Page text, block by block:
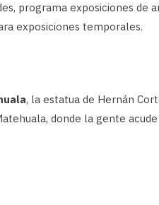
programa exposiciones de
exposiciones temporales.
, la estatua de Hernán
donde la gente